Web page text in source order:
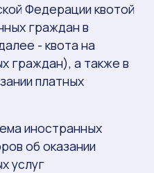
Федерации квотой
граждан в
- квота на
граждан), а также в
платных
иностранных
об оказании
услуг